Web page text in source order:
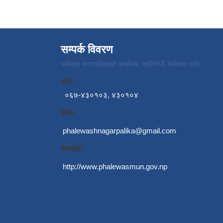
सम्पर्क विवरण
फलेवास नगरपालिकाको कार्यालय, खानिगाउँ, फलेवास पर्बत
फोन:
०६७-४३०१०३, ४३०१०४
इमेल:
phalewashnagarpalika@gmail.com
वेबसाइट:
http://www.phalewasmun.gov.np